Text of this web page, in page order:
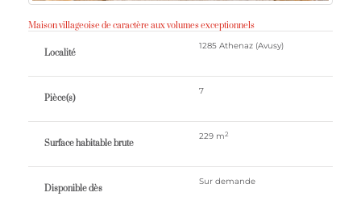
Maison villageoise de caractère aux volumes exceptionnels
Localité
1285 Athenaz (Avusy)
Pièce(s)
7
Surface habitable brute
229 m2
Disponible dès
Sur demande